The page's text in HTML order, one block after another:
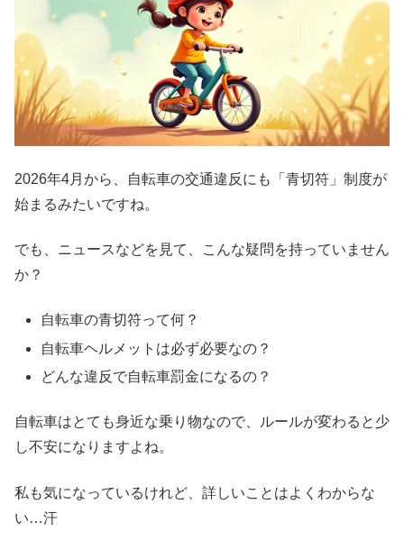
2026年4月から、自転車の交通違反にも「青切符」制度が
始まるみたいですね。
でも、ニュースなどを見て、こんな疑問を持っていません
か？
自転車の青切符って何？
自転車ヘルメットは必ず必要なの？
どんな違反で自転車罰金になるの？
自転車はとても身近な乗り物なので、ルールが変わると少
し不安になりますよね。
私も気になっているけれど、詳しいことはよくわからな
い…汗